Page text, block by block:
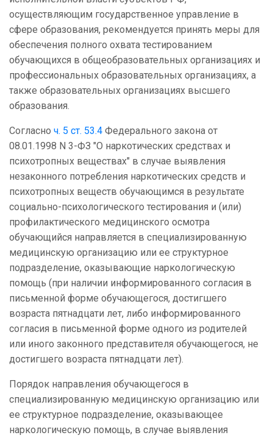
осуществляющим государственное управление в
сфере образования, рекомендуется принять меры для
обеспечения полного охвата тестированием
обучающихся в общеобразовательных организациях и
профессиональных образовательных организациях, а
также образовательных организациях высшего
образования.
Согласно ч. 5 ст. 53.4 Федерального закона от
08.01.1998 N 3-ФЗ "О наркотических средствах и
психотропных веществах" в случае выявления
незаконного потребления наркотических средств и
психотропных веществ обучающимся в результате
социально-психологического тестирования и (или)
профилактического медицинского осмотра
обучающийся направляется в специализированную
медицинскую организацию или ее структурное
подразделение, оказывающие наркологическую
помощь (при наличии информированного согласия в
письменной форме обучающегося, достигшего
возраста пятнадцати лет, либо информированного
согласия в письменной форме одного из родителей
или иного законного представителя обучающегося, не
достигшего возраста пятнадцати лет).
Порядок направления обучающегося в
специализированную медицинскую организацию или
ее структурное подразделение, оказывающее
наркологическую помощь, в случае выявления